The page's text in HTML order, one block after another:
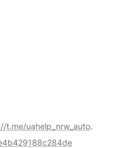
t.me/uahelp_nrw_auto.